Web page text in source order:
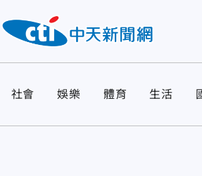
社會 娛樂 體育 生活